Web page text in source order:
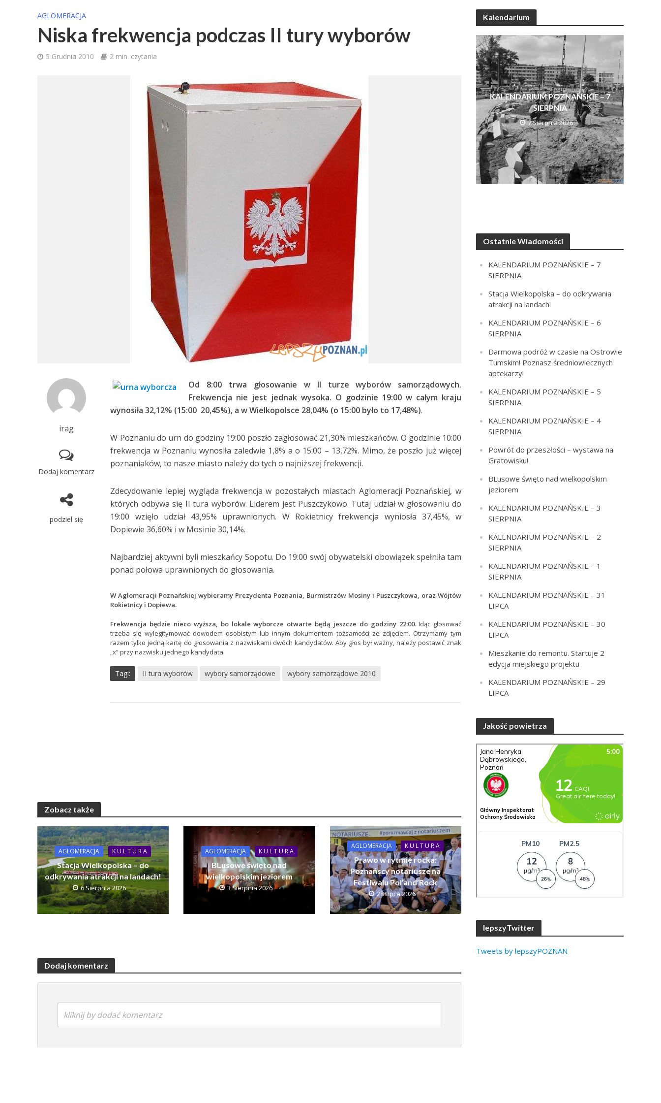
AGLOMERACJA
Niska frekwencja podczas II tury wyborów
5 Grudnia 2010 2 min. czytania
irag
Dodaj komentarz
podziel się
Od 8:00 trwa głosowanie w II turze wyborów samorządowych.
Frekwencja nie jest jednak wysoka. O godzinie 19:00 w całym kraju
wynosiła 32,12% (15:00 20,45%), a w Wielkopolsce 28,04% (o 15:00 było to 17,48%).
W Poznaniu do urn do godziny 19:00 poszło zagłosować 21,30% mieszkańców. O godzinie 10:00
frekwencja w Poznaniu wynosiła zaledwie 1,8% a o 15:00 – 13,72%. Mimo, że poszło już więcej
poznaniaków, to nasze miasto należy do tych o najniższej frekwencji.
Zdecydowanie lepiej wygląda frekwencja w pozostałych miastach Aglomeracji Poznańskiej, w
których odbywa się II tura wyborów. Liderem jest Puszczykowo. Tutaj udział w głosowaniu do
19:00 wzięło udział 43,95% uprawnionych. W Rokietnicy frekwencja wyniosła 37,45%, w
Dopiewie 36,60% i w Mosinie 30,14%.
Najbardziej aktywni byli mieszkańcy Sopotu. Do 19:00 swój obywatelski obowiązek spełniła tam
ponad połowa uprawnionych do głosowania.
W Aglomeracji Poznańskiej wybieramy Prezydenta Poznania, Burmistrzów Mosiny i Puszczykowa, oraz Wójtów
Rokietnicy i Dopiewa.
Frekwencja będzie nieco wyższa, bo lokale wyborcze otwarte będą jeszcze do godziny 22:00. Idąc głosować
trzeba się wylegitymować dowodem osobistym lub innym dokumentem tożsamości ze zdjęciem. Otrzymamy tym
razem tylko jedną kartę do głosowania z nazwiskami dwóch kandydatów. Aby głos był ważny, należy postawić znak
„x” przy nazwisku jednego kandydata.
Tagi: II tura wyborów wybory samorządowe wybory samorządowe 2010
Zobacz także
AGLOMERACJA K U L T U R A
Stacja Wielkopolska – do
odkrywania atrakcji na landach!
6 Sierpnia 2026
AGLOMERACJA K U L T U R A
BLusowe święto nad
wielkopolskim jeziorem
3 Sierpnia 2026
AGLOMERACJA K U L T U R A
Prawo w rytmie rocka:
Poznańscy notariusze na
Festiwalu Pol’and’Rock
28 Lipca 2026
Dodaj komentarz
kliknij by dodać komentarz
Kalendarium
KALENDARIUM POZNAŃSKIE – 7
SIERPNIA
7 Sierpnia 2026
Ostatnie Wiadomości
KALENDARIUM POZNAŃSKIE – 7
SIERPNIA
Stacja Wielkopolska – do odkrywania
atrakcji na landach!
KALENDARIUM POZNAŃSKIE – 6
SIERPNIA
Darmowa podróż w czasie na Ostrowie
Tumskim! Poznasz średniowiecznych
aptekarzy!
KALENDARIUM POZNAŃSKIE – 5
SIERPNIA
KALENDARIUM POZNAŃSKIE – 4
SIERPNIA
Powrót do przeszłości – wystawa na
Gratowisku!
BLusowe święto nad wielkopolskim
jeziorem
KALENDARIUM POZNAŃSKIE – 3
SIERPNIA
KALENDARIUM POZNAŃSKIE – 2
SIERPNIA
KALENDARIUM POZNAŃSKIE – 1
SIERPNIA
KALENDARIUM POZNAŃSKIE – 31
LIPCA
KALENDARIUM POZNAŃSKIE – 30
LIPCA
Mieszkanie do remontu. Startuje 2
edycja miejskiego projektu
KALENDARIUM POZNAŃSKIE – 29
LIPCA
Jakość powietrza
lepszyTwitter
Tweets by lepszyPOZNAN